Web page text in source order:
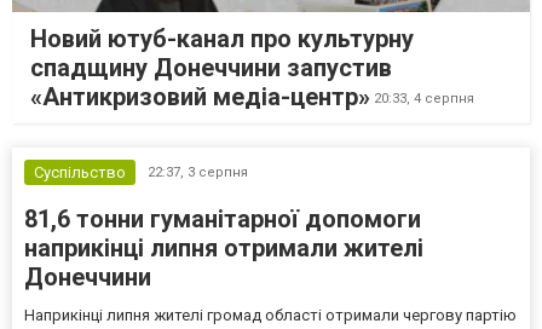
Новий ютуб-канал про культурну
спадщину Донеччини запустив
«Антикризовий медіа-центр» 20:33, 4 серпня
Суспільство 22:37, 3 серпня
81,6 тонни гуманітарної допомоги
наприкінці липня отримали жителі
Донеччини
Наприкінці липня жителі громад області отримали чергову партію